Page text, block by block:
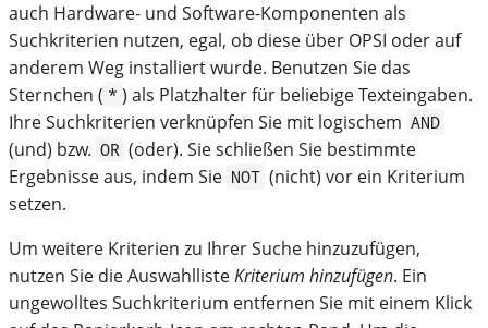
auch Hardware- und Software-Komponenten als
Suchkriterien nutzen, egal, ob diese über OPSI oder auf
anderem Weg installiert wurde. Benutzen Sie das
Sternchen ( * ) als Platzhalter für beliebige Texteingaben.
Ihre Suchkriterien verknüpfen Sie mit logischem AND
(und) bzw. OR (oder). Sie schließen Sie bestimmte
Ergebnisse aus, indem Sie NOT (nicht) vor ein Kriterium
setzen.
Um weitere Kriterien zu Ihrer Suche hinzuzufügen,
nutzen Sie die AuswahllisteKriterium hinzufügen. Ein
ungewolltes Suchkriterium entfernen Sie mit einem Klick